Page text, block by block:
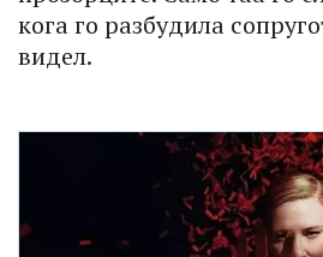
кога го разбудила
видел.